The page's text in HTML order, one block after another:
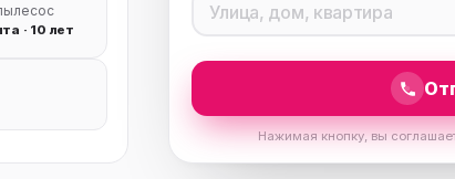
· 10 лет
Нажимая кнопку, вы